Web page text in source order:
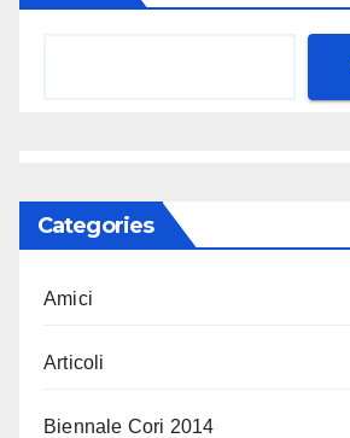
Categories
Amici
Articoli
Biennale Cori 2014